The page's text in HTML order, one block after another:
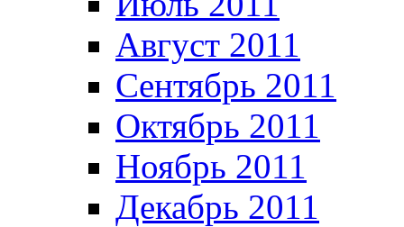
Август 2011
Сентябрь 2011
Октябрь 2011
Ноябрь 2011
Декабрь 2011